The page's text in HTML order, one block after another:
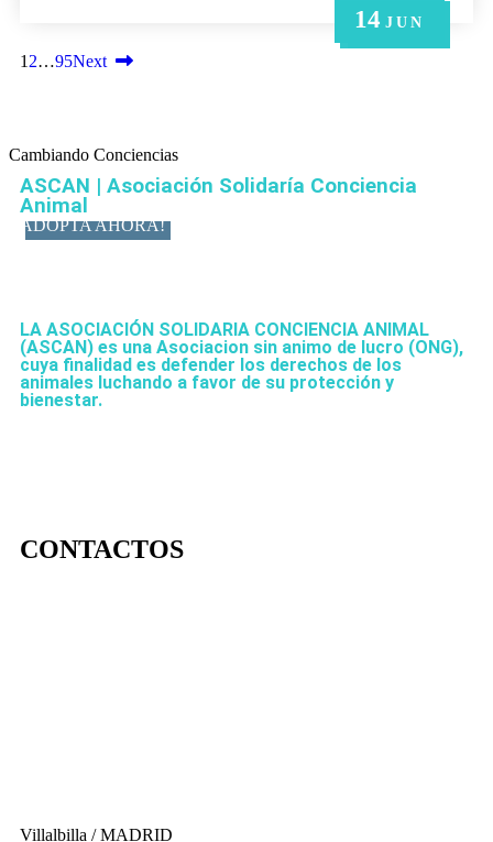
14 JUN
6 MAY
6 MAY
21 JUN
14 JUN
1 2…95Next
Cambiando Conciencias
ASCAN | Asociación Solidaría Conciencia
Animal
ADOPTA AHORA!
LA ASOCIACIÓN SOLIDARIA CONCIENCIA ANIMAL
(ASCAN) es una Asociacion sin animo de lucro (ONG),
cuya finalidad es defender los derechos de los
animales luchando a favor de su protección y
bienestar.
CONTACTOS
Villalbilla / MADRID